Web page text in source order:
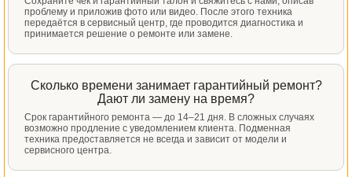
проблему и приложив фото или видео. После этого техника
передаётся в сервисный центр, где проводится диагностика и
принимается решение о ремонте или замене.
Сколько времени занимает гарантийный ремонт?
Дают ли замену на время?
Срок гарантийного ремонта — до 14–21 дня. В сложных случаях
возможно продление с уведомлением клиента. Подменная
техника предоставляется не всегда и зависит от модели и
сервисного центра.